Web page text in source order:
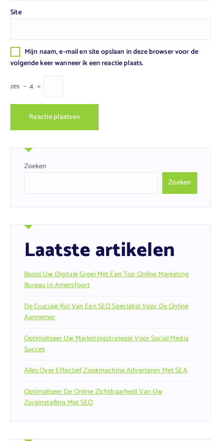
Site
Mijn naam, e-mail en site opslaan in deze browser voor de
volgende keer wanneer ik een reactie plaats.
zes − 4 =
Zoeken
Zoeken
Laatste artikelen
Boost Uw Digitale Groei Met Een Top Online Marketing
Bureau In Amersfoort
De Cruciale Rol Van Een SEO Specialist Voor De Online
Aannemer
Optimaliseer Uw Marketingstrategie Voor Social Media
Succes
Alles Over Effectief Zoekmachine Adverteren Met SEA
Optimaliseer De Online Zichtbaarheid Van Uw
Zorginstelling Met SEO